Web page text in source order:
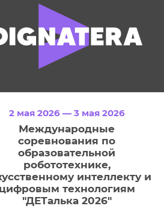
2 мая 2026 — 3 мая 2026
Международные
соревнования по
образовательной
робототехнике,
интеллекту и
цифровым технологиям
"ДЕТалька 2026"